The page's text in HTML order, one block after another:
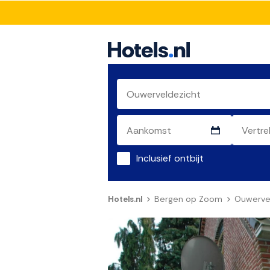
Inclusief ontbijt
Hotels.nl Bergen op Zoom